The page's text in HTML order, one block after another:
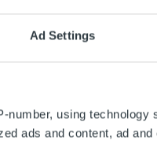
Ad Settings
number, using technology
ads and content, ad
ja Ropo Onlinen